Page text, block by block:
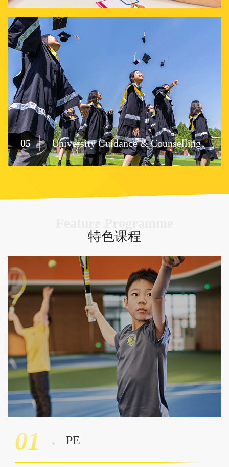
05 University Guidance & Counselling
特色课程
01 PE